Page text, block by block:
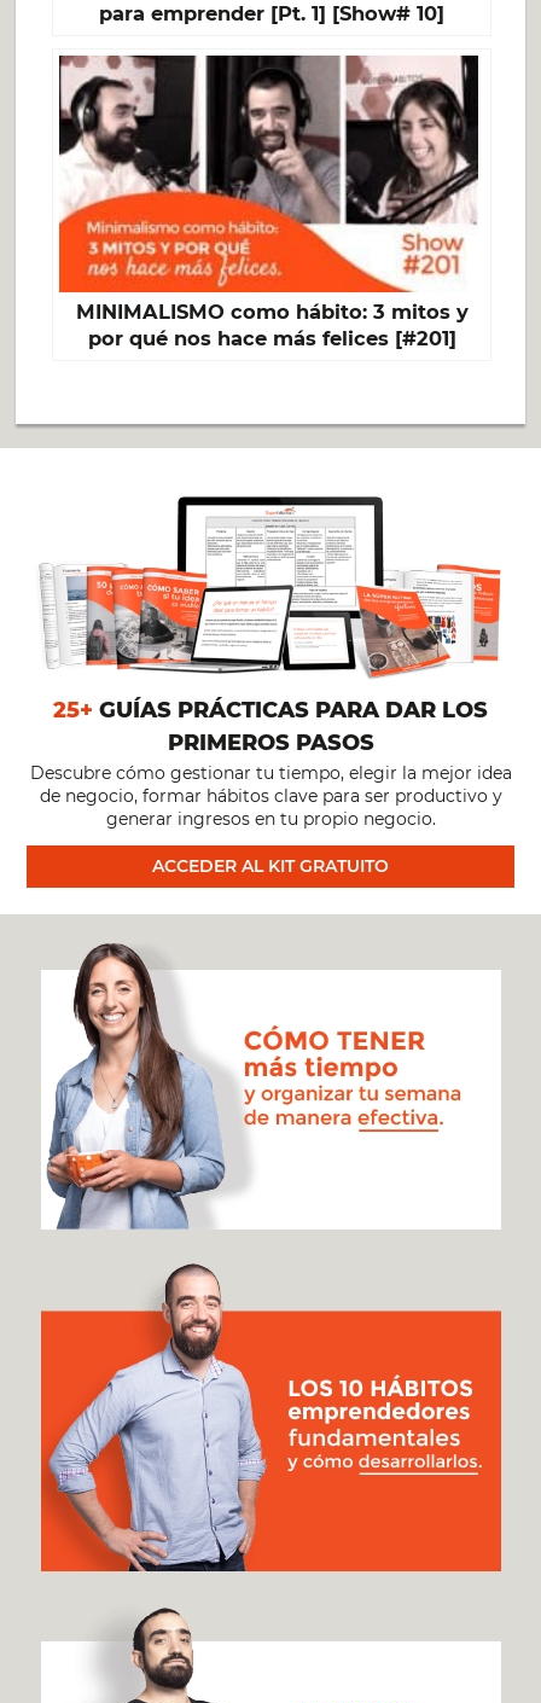
para emprender [Pt. 1] [Show# 10]
MINIMALISMO como hábito: 3 mitos y
por qué nos hace más felices [#201]
25+ GUÍAS PRÁCTICAS PARA DAR LOS
PRIMEROS PASOS
Descubre cómo gestionar tu tiempo, elegir la mejor idea
de negocio, formar hábitos clave para ser productivo y
generar ingresos en tu propio negocio.
ACCEDER AL KIT GRATUITO